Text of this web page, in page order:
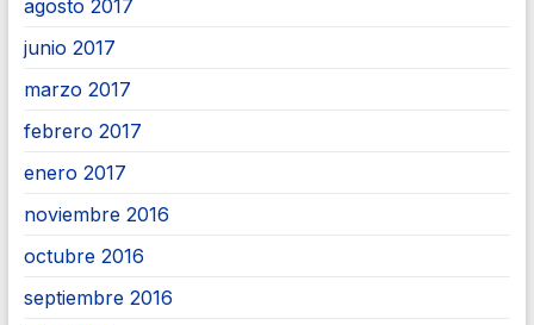
agosto 2017
junio 2017
marzo 2017
febrero 2017
enero 2017
noviembre 2016
octubre 2016
septiembre 2016